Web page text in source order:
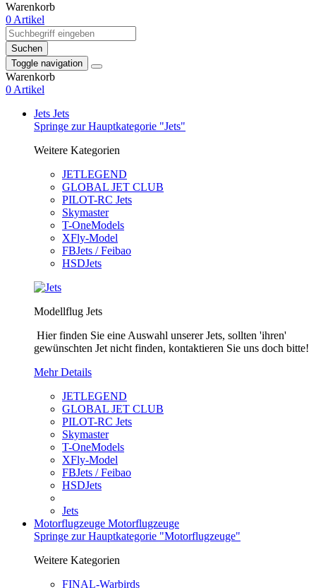
Warenkorb
0 Artikel
Suchen
Toggle navigation
Warenkorb
0 Artikel
Jets Jets
Springe zur Hauptkategorie "Jets"
Weitere Kategorien
JETLEGEND
GLOBAL JET CLUB
PILOT-RC Jets
Skymaster
T-OneModels
XFly-Model
FBJets / Feibao
HSDJets
Modellflug Jets
Hier finden Sie eine Auswahl unserer Jets, sollten 'ihren'
gewünschten Jet nicht finden, kontaktieren Sie uns doch bitte!
Mehr Details
JETLEGEND
GLOBAL JET CLUB
PILOT-RC Jets
Skymaster
T-OneModels
XFly-Model
FBJets / Feibao
HSDJets
Jets
Motorflugzeuge Motorflugzeuge
Springe zur Hauptkategorie "Motorflugzeuge"
Weitere Kategorien
FINAL-Warbirds